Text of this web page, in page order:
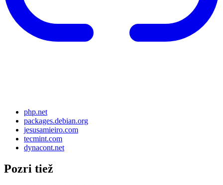
php.net
packages.debian.org
jesusamieiro.com
tecmint.com
dynacont.net
Pozri tiež